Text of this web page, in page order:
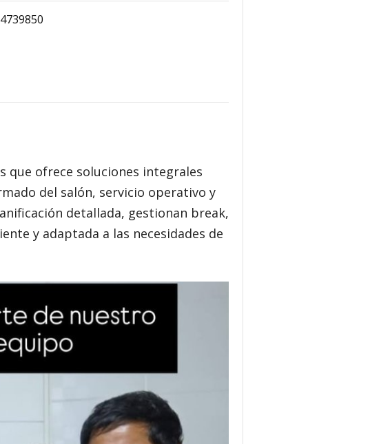
que ofrece soluciones integrales
del salón, servicio operativo y
detallada, gestionan break,
y adaptada a las necesidades de